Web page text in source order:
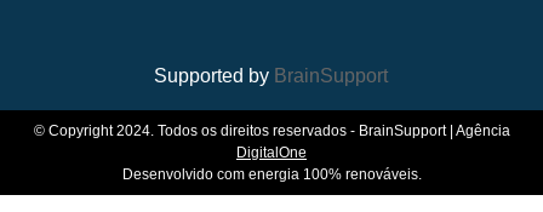
Supported by BrainSupport
© Copyright 2024. Todos os direitos reservados - BrainSupport | Agência
DigitalOne
Desenvolvido com energia 100% renováveis.